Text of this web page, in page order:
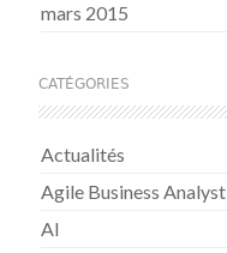
mars 2015
CATÉGORIES
Actualités
Agile Business Analyst
AI